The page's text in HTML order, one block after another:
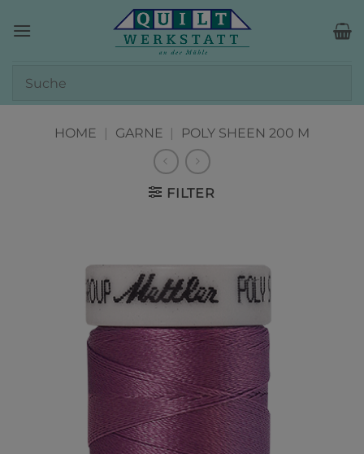
Inhalt
HOME | GARNE | POLY SHEEN 200 M
FILTER